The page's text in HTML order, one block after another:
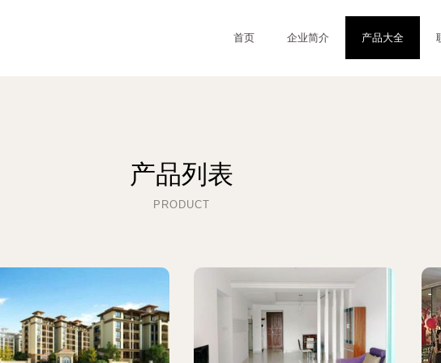
首页 企业简介 产品大全
产品列表
PRODUCT